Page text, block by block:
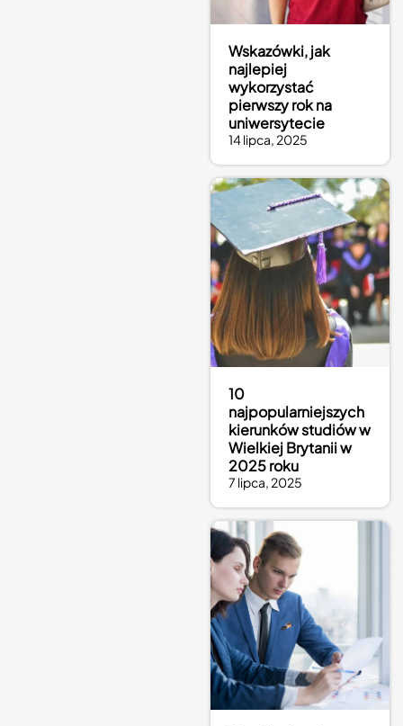
Wskazówki, jak
najlepiej
wykorzystać
pierwszy rok na
uniwersytecie
14 lipca, 2025
10
najpopularniejszych
kierunków studiów w
Wielkiej Brytanii w
2025 roku
7 lipca, 2025